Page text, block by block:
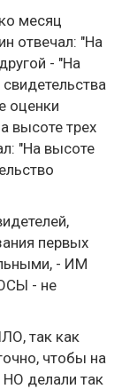
месяц
отвечал: "На
- "На
оценки
высоте трех
"На высоте
первых
- ИМ
- не
так как
чтобы на
НО делали так